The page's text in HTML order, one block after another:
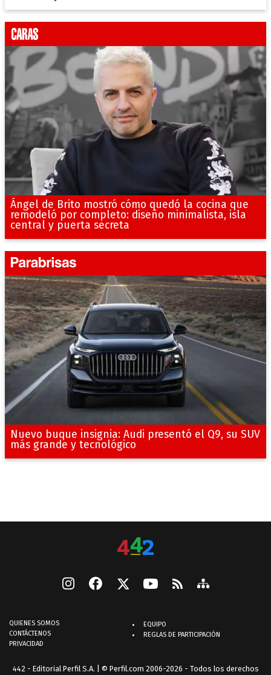
Ángel de Brito mostró cómo quedó la cocina que
remodeló por completo: diseño minimalista, isla
central y puerta secreta
Nuevo buque insignia: Audi presentó el Q9, su SUV
más grande y tecnológico
QUIENES SOMOS
CONTÁCTENOS
PRIVACIDAD
EQUIPO
REGLAS DE PARTICIPACIÓN
442 - Editorial Perfil S.A. | © Perfil.com 2006-2026 - Todos los derechos